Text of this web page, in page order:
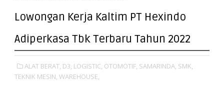
Lowongan Kerja Kaltim PT Hexindo
Adiperkasa Tbk Terbaru Tahun 2022
ALAT BERAT, D3, LOGISTIC, OTOMOTIF, SAMARINDA, SMK,
TEKNIK MESIN, WAREHOUSE,